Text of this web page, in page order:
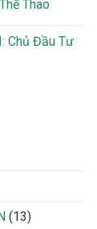
Thao
Chủ Đầu Tư
(13)